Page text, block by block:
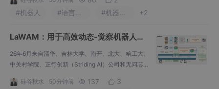
Context Routing”。世界动作模型已成为机器人操作的
一个有前景的范式，它将视觉场景动态和动作联合建
界动作模型在
#机器人
#语言模型 #机器学习 +2
LaWAM：用于高效动态-觉察机器人策
略的潜世界行动模型
26年6月来自清华、吉林大学、南开、北大、哈工大、
中关村学院、正行创新（Striding AI）公司和无问芯穹
Action Models for Efficient Dynamics-Aware Robot
硅谷秋水 50分钟前  137  3